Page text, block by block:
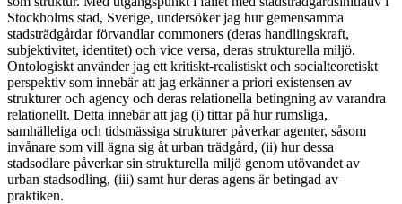
Stockholms stad, Sverige, undersöker jag hur gemensamma
stadsträdgårdar förvandlar commoners (deras handlingskraft,
subjektivitet, identitet) och vice versa, deras strukturella miljö.
Ontologiskt använder jag ett kritiskt-realistiskt och socialteoretiskt
perspektiv som innebär att jag erkänner a priori existensen av
strukturer och agency och deras relationella betingning av varandra
relationellt. Detta innebär att jag (i) tittar på hur rumsliga,
samhälleliga och tidsmässiga strukturer påverkar agenter, såsom
invånare som vill ägna sig åt urban trädgård, (ii) hur dessa
stadsodlare påverkar sin strukturella miljö genom utövandet av
urban stadsodling, (iii) samt hur deras agens är betingad av
praktiken.